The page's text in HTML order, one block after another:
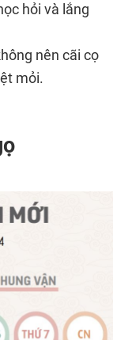
hỏi và lắng
nên cãi cọ
mỏi.